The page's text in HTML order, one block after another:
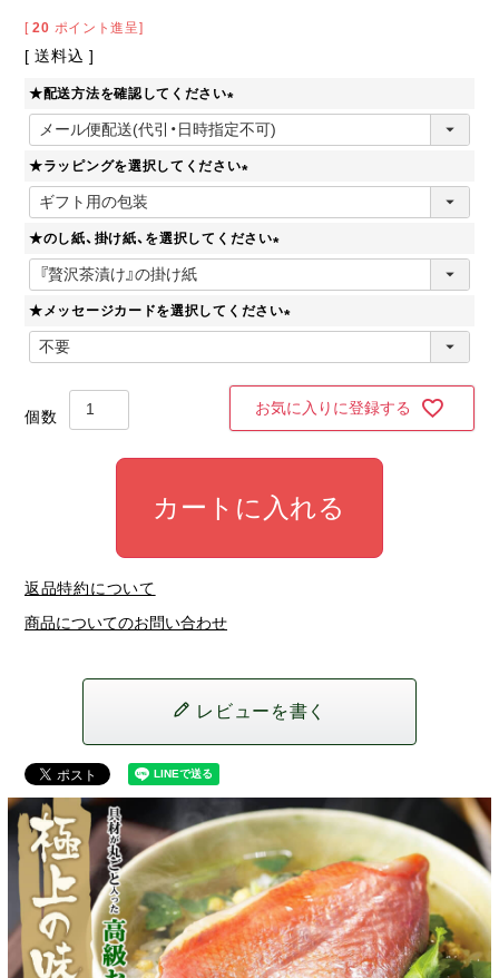
[ 20 ポイント進呈]
送料込
★配送方法を確認してください
(
必
須
)
★ラッピングを選択してください
必
須
)
★のし紙、掛け紙、を選択してください
必
須
)
★メッセージカードを選択してください
必
須
)
お気に入りに登録する
カートに入れる
返品特約について
商品についてのお問い合わせ
レビューを書く